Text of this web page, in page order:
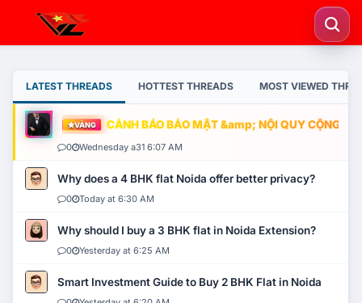
LATEST THREADS HOTTEST THREADS MOST VIEWED
VÀNG CẢNH BÁO BẢO MẬT &amp; NỘI QUY CỘNG
0 Wednesday a31 6:07 AM
Why does a 4 BHK flat Noida offer better privacy?
0 Today at 6:30 AM
Why should I buy a 3 BHK flat in Noida Extension?
0 Yesterday at 6:25 AM
Smart Investment Guide to Buy 2 BHK Flat in Noida